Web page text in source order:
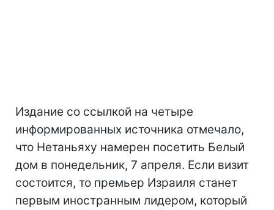
Издание со ссылкой на четыре
информированных источника отмечало,
что Нетаньяху намерен посетить Белый
дом в понедельник, 7 апреля. Если визит
состоится, то премьер Израиля станет
первым иностранным лидером, который